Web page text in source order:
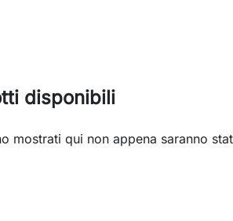
disponibili
mostrati qui non appena saranno